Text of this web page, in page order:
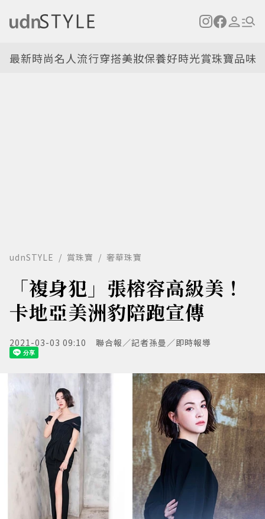
最新時尚名人流行穿搭美妝保養好時光賞珠寶品味
udnSTYLE 賞珠寶 奢華珠寶
「複身犯」張榕容高級美！
卡地亞美洲豹陪跑宣傳
2021-03-03 09:10 聯合報／記者孫曼／即時報導